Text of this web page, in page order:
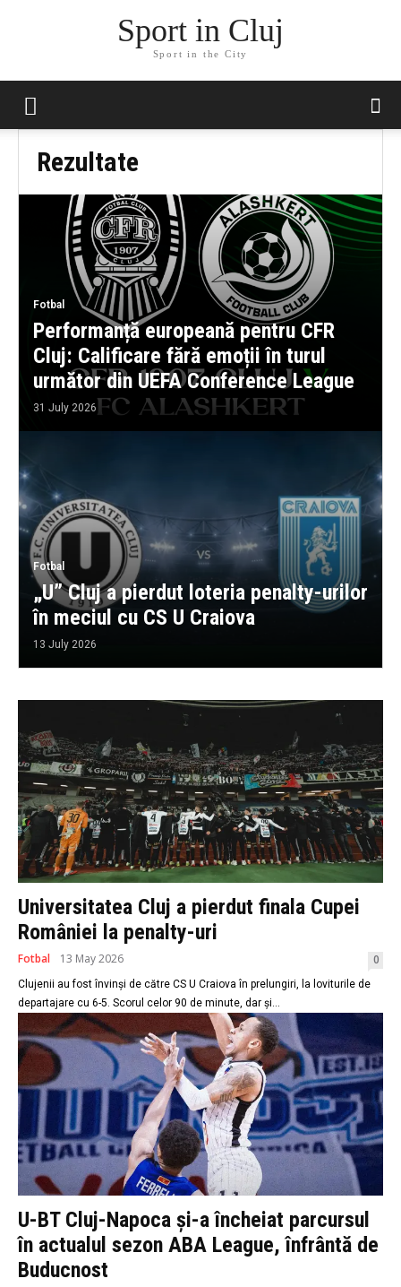
Sport in Cluj
Sport in the City
Rezultate
Fotbal
Performanță europeană pentru CFR
Cluj: Calificare fără emoții în turul
următor din UEFA Conference League
31 July 2026
Fotbal
„U” Cluj a pierdut loteria penalty-urilor
în meciul cu CS U Craiova
13 July 2026
Universitatea Cluj a pierdut finala Cupei
României la penalty-uri
Fotbal 13 May 2026 0
Clujenii au fost învinși de către CS U Craiova în prelungiri, la loviturile de
departajare cu 6-5. Scorul celor 90 de minute, dar și...
U-BT Cluj-Napoca și-a încheiat parcursul
în actualul sezon ABA League, înfrântă de
Buducnost